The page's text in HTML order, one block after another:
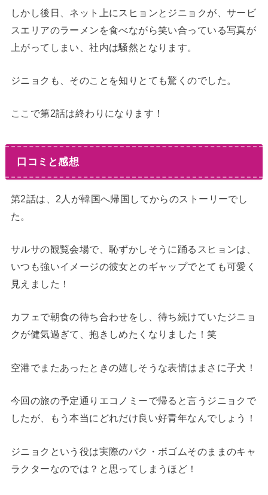
しかし後日、ネット上にスヒョンとジニョクが、サービ
スエリアのラーメンを食べながら笑い合っている写真が
上がってしまい、社内は騒然となります。
ジニョクも、そのことを知りとても驚くのでした。
ここで第2話は終わりになります！
口コミと感想
第2話は、2人が韓国へ帰国してからのストーリーでし
た。
サルサの観覧会場で、恥ずかしそうに踊るスヒョンは、
いつも強いイメージの彼女とのギャップでとても可愛く
見えました！
カフェで朝食の待ち合わせをし、待ち続けていたジニョ
クが健気過ぎて、抱きしめたくなりました！笑
空港でまたあったときの嬉しそうな表情はまさに子犬！
今回の旅の予定通りエコノミーで帰ると言うジニョクで
したが、もう本当にどれだけ良い好青年なんでしょう！
ジニョクという役は実際のパク・ボゴムそのままのキャ
ラクターなのでは？と思ってしまうほど！